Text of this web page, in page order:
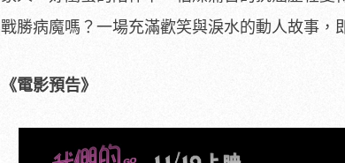
戰勝病魔嗎？ 一場充滿歡笑與淚水的動人故事，即
《電影預告》